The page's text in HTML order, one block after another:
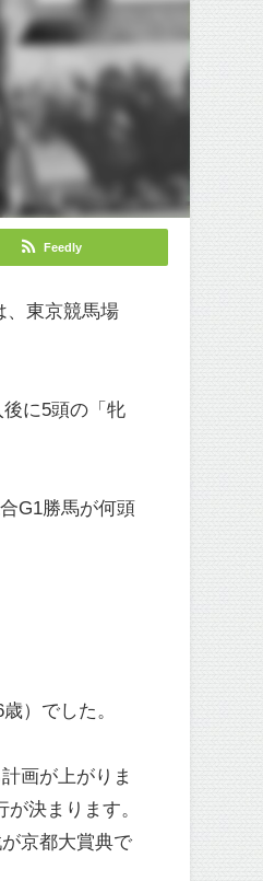
Feedly
、東京競馬場
に5頭の「牝
G1勝馬が何頭
）でした。
画が上がりま
決まります。
京都大賞典で